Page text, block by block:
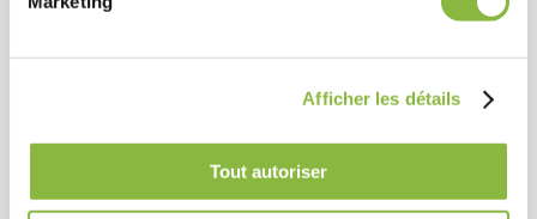
Afficher les détails
Tout autoriser
Standard
Standard